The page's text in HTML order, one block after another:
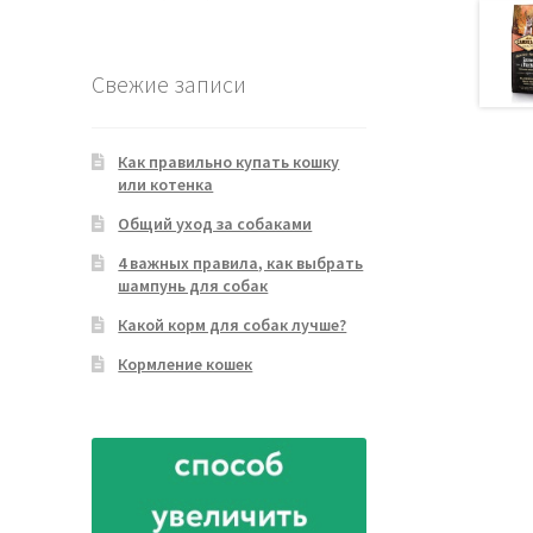
Свежие записи
Как правильно купать кошку
или котенка
Общий уход за собаками
4 важных правила, как выбрать
шампунь для собак
Какой корм для собак лучше?
Кормление кошек